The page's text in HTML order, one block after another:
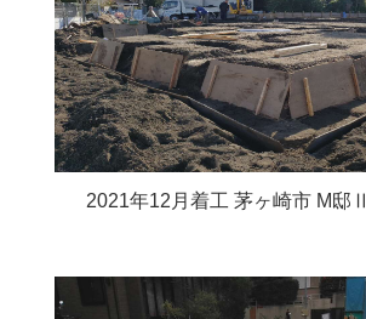
2021年12月着工 茅ヶ崎市 M邸Ⅱ